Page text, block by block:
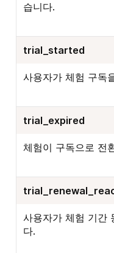
습니다.
trial_started
사용자가 체험 구독
trial_expired
체험이 구독으로 전
사용자가 체험 기간
다.